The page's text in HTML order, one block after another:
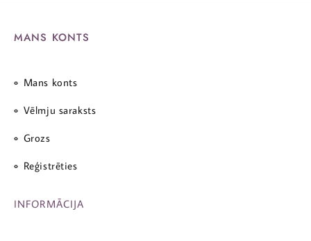
MANS KONTS
Mans konts
Vēlmju saraksts
Grozs
Reģistrēties
INFORMĀCIJA